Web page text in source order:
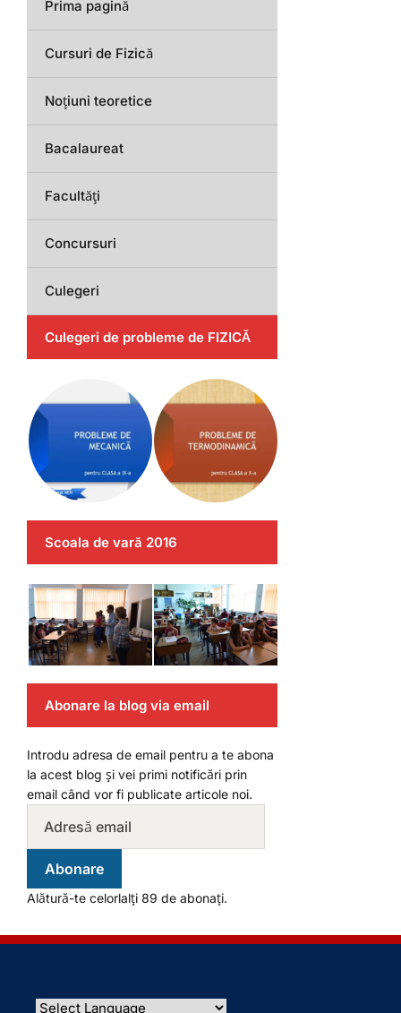
Prima pagină
Cursuri de Fizică
Noțiuni teoretice
Bacalaureat
Facultăți
Concursuri
Culegeri
Culegeri de probleme de FIZICĂ
Scoala de vară 2016
Abonare la blog via email
Introdu adresa de email pentru a te abona
la acest blog și vei primi notificări prin
email când vor fi publicate articole noi.
Abonare
Alătură-te celorlalți 89 de abonați.